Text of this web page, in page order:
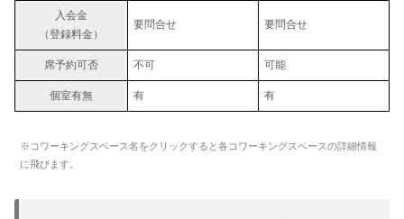
入会金
（登録料金）
要問合せ 要問合せ
席予約可否 不可 可能
個室有無 有 有
※コワーキングスペース名をクリックすると各コワーキングスペースの詳細情報
に飛びます。